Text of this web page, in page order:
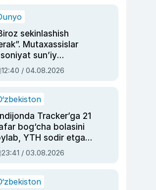
sekinlashish
Mutaxassislar
sun’iy
boshqara
qolishidan xavotir
12:40 / 04.08.2026
Tracker’ga 21
bog‘cha bolasini
YTH sodir etgan
sud hukmi o‘qildi
23:41 / 03.08.2026